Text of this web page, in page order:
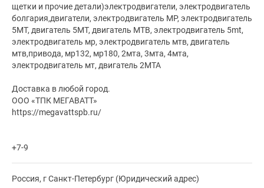
щетки и прочие детали)электродвигатели, электродвигатель
болгария,двигатели, электродвигатель МР, электродвигатель
5МТ, двигатель 5МТ, двигатель МТВ, электродвигатель 5mt,
электродвигатель мр, электродвигатель мтв, двигатель
мтв,привода, мр132, мр180, 2мта, 3мта, 4мта,
электродвигатель мт, двигатель 2МТА
Доставка в любой город.
ООО «ТПК МЕГАВАТТ»
https://megavattspb.ru/
+7-9
Россия, г Санкт-Петербург (Юридический адрес)